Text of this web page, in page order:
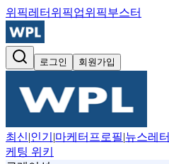
위픽레터 위픽업위픽부스터
로그인 회원가입
최신|인기 |마케터프로필|뉴스레터
케팅 위키